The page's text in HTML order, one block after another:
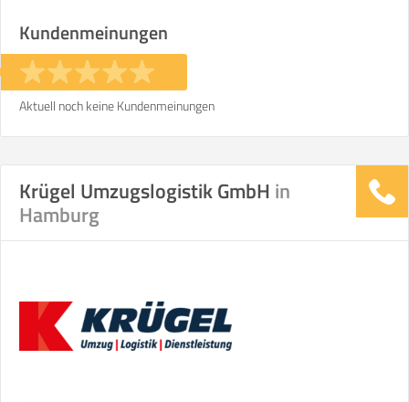
Kundenmeinungen
Aktuell noch keine Kundenmeinungen
Krügel Umzugslogistik GmbH in
Hamburg